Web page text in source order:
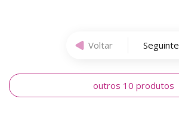
Voltar Seguinte
outros 10 produtos